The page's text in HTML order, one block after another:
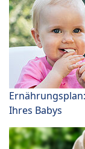
Ihres Babys